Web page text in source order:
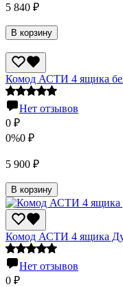
5 840 ₽
В корзину
Комод АСТИ 4 ящика
Нет отзывов
0 ₽
0%0 ₽
5 900 ₽
В корзину
Комод АСТИ 4 ящика
Нет отзывов
0 ₽